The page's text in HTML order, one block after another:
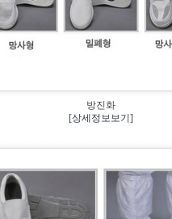
방진화
[상세정보보기]